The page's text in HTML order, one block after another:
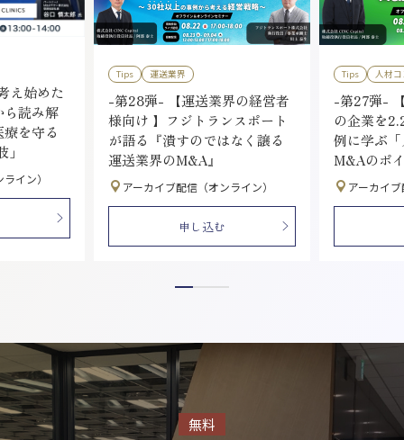
え始めた
ら読み解
を守る
イン）
Tips 運送業界
-第28弾- 【運送業界の経営者
様向け 】フジトランスポート
が語る『潰すのではなく譲る
運送業界のM&A』
アーカイブ配信（オンライン）
申し込む
Tips 人材
-第27弾-
の企業を
例に学ぶ
M&Aのポ
アーカイ
無料